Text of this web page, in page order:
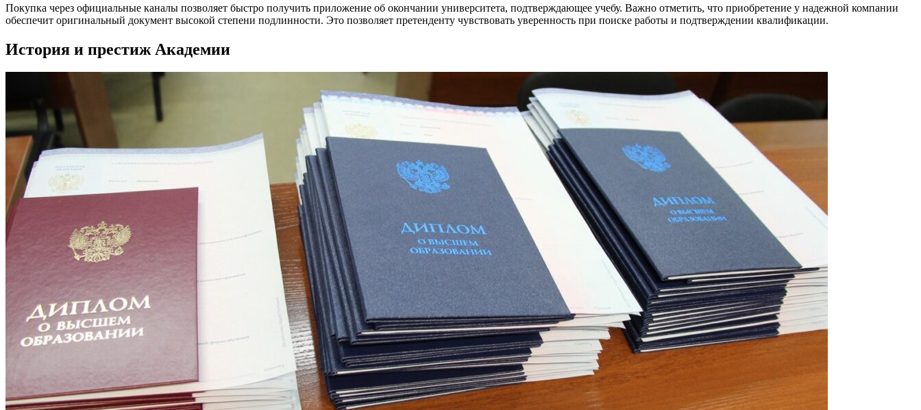
Покупка через официальные каналы позволяет быстро получить приложение об окончании университета, подтверждающее учебу. Важно отметить, что приобретение у надежной компании
обеспечит оригинальный документ высокой степени подлинности. Это позволяет претенденту чувствовать уверенность при поиске работы и подтверждении квалификации.
История и престиж Академии